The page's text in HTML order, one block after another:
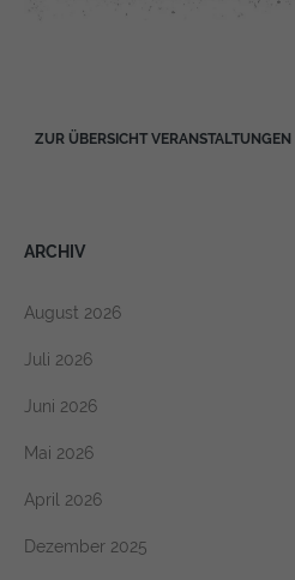
ARCHIV
August 2026
Juli 2026
Juni 2026
Mai 2026
April 2026
Dezember 2025
ZUR ÜBERSICHT VERANSTALTUNGEN